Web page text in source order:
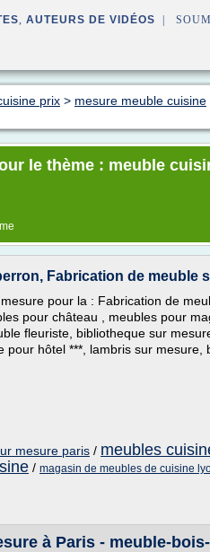
, AUTEURS DE VIDÉOS |
prix > mesure meuble cuisine
le thème : meuble
Fabrication de meuble
pour la : Fabrication de
pour château , meubles pour
fleuriste, bibliotheque sur
pour hôtel ***, lambris sur mesure,
mesure paris / meubles
/ magasin de meubles de cuisine
à Paris - meuble-